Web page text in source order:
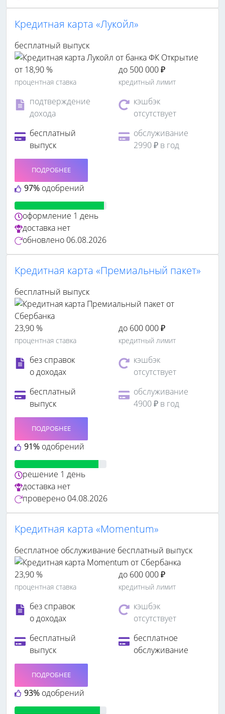
Кредитная карта «Лукойл»
бесплатный выпуск
от 18,90 %
процентная ставка
до 500 000 ₽
кредитный лимит
подтверждение
дохода
кэшбэк
отсутствует
бесплатный
выпуск
обслуживание
2990 ₽ в год
97% одобрений
ПОДРОБНЕЕ
оформление 1 день
доставка нет
обновлено 06.08.2026
Кредитная карта «Премиальный пакет»
бесплатный выпуск
23,90 %
процентная ставка
до 600 000 ₽
кредитный лимит
без справок
о доходах
кэшбэк
отсутствует
бесплатный
выпуск
обслуживание
4900 ₽ в год
91% одобрений
ПОДРОБНЕЕ
решение 1 день
доставка нет
проверено 04.08.2026
Кредитная карта «Momentum»
бесплатное обслуживание бесплатный выпуск
23,90 %
процентная ставка
до 600 000 ₽
кредитный лимит
без справок
о доходах
кэшбэк
отсутствует
бесплатный
выпуск
бесплатное
обслуживание
93% одобрений
ПОДРОБНЕЕ